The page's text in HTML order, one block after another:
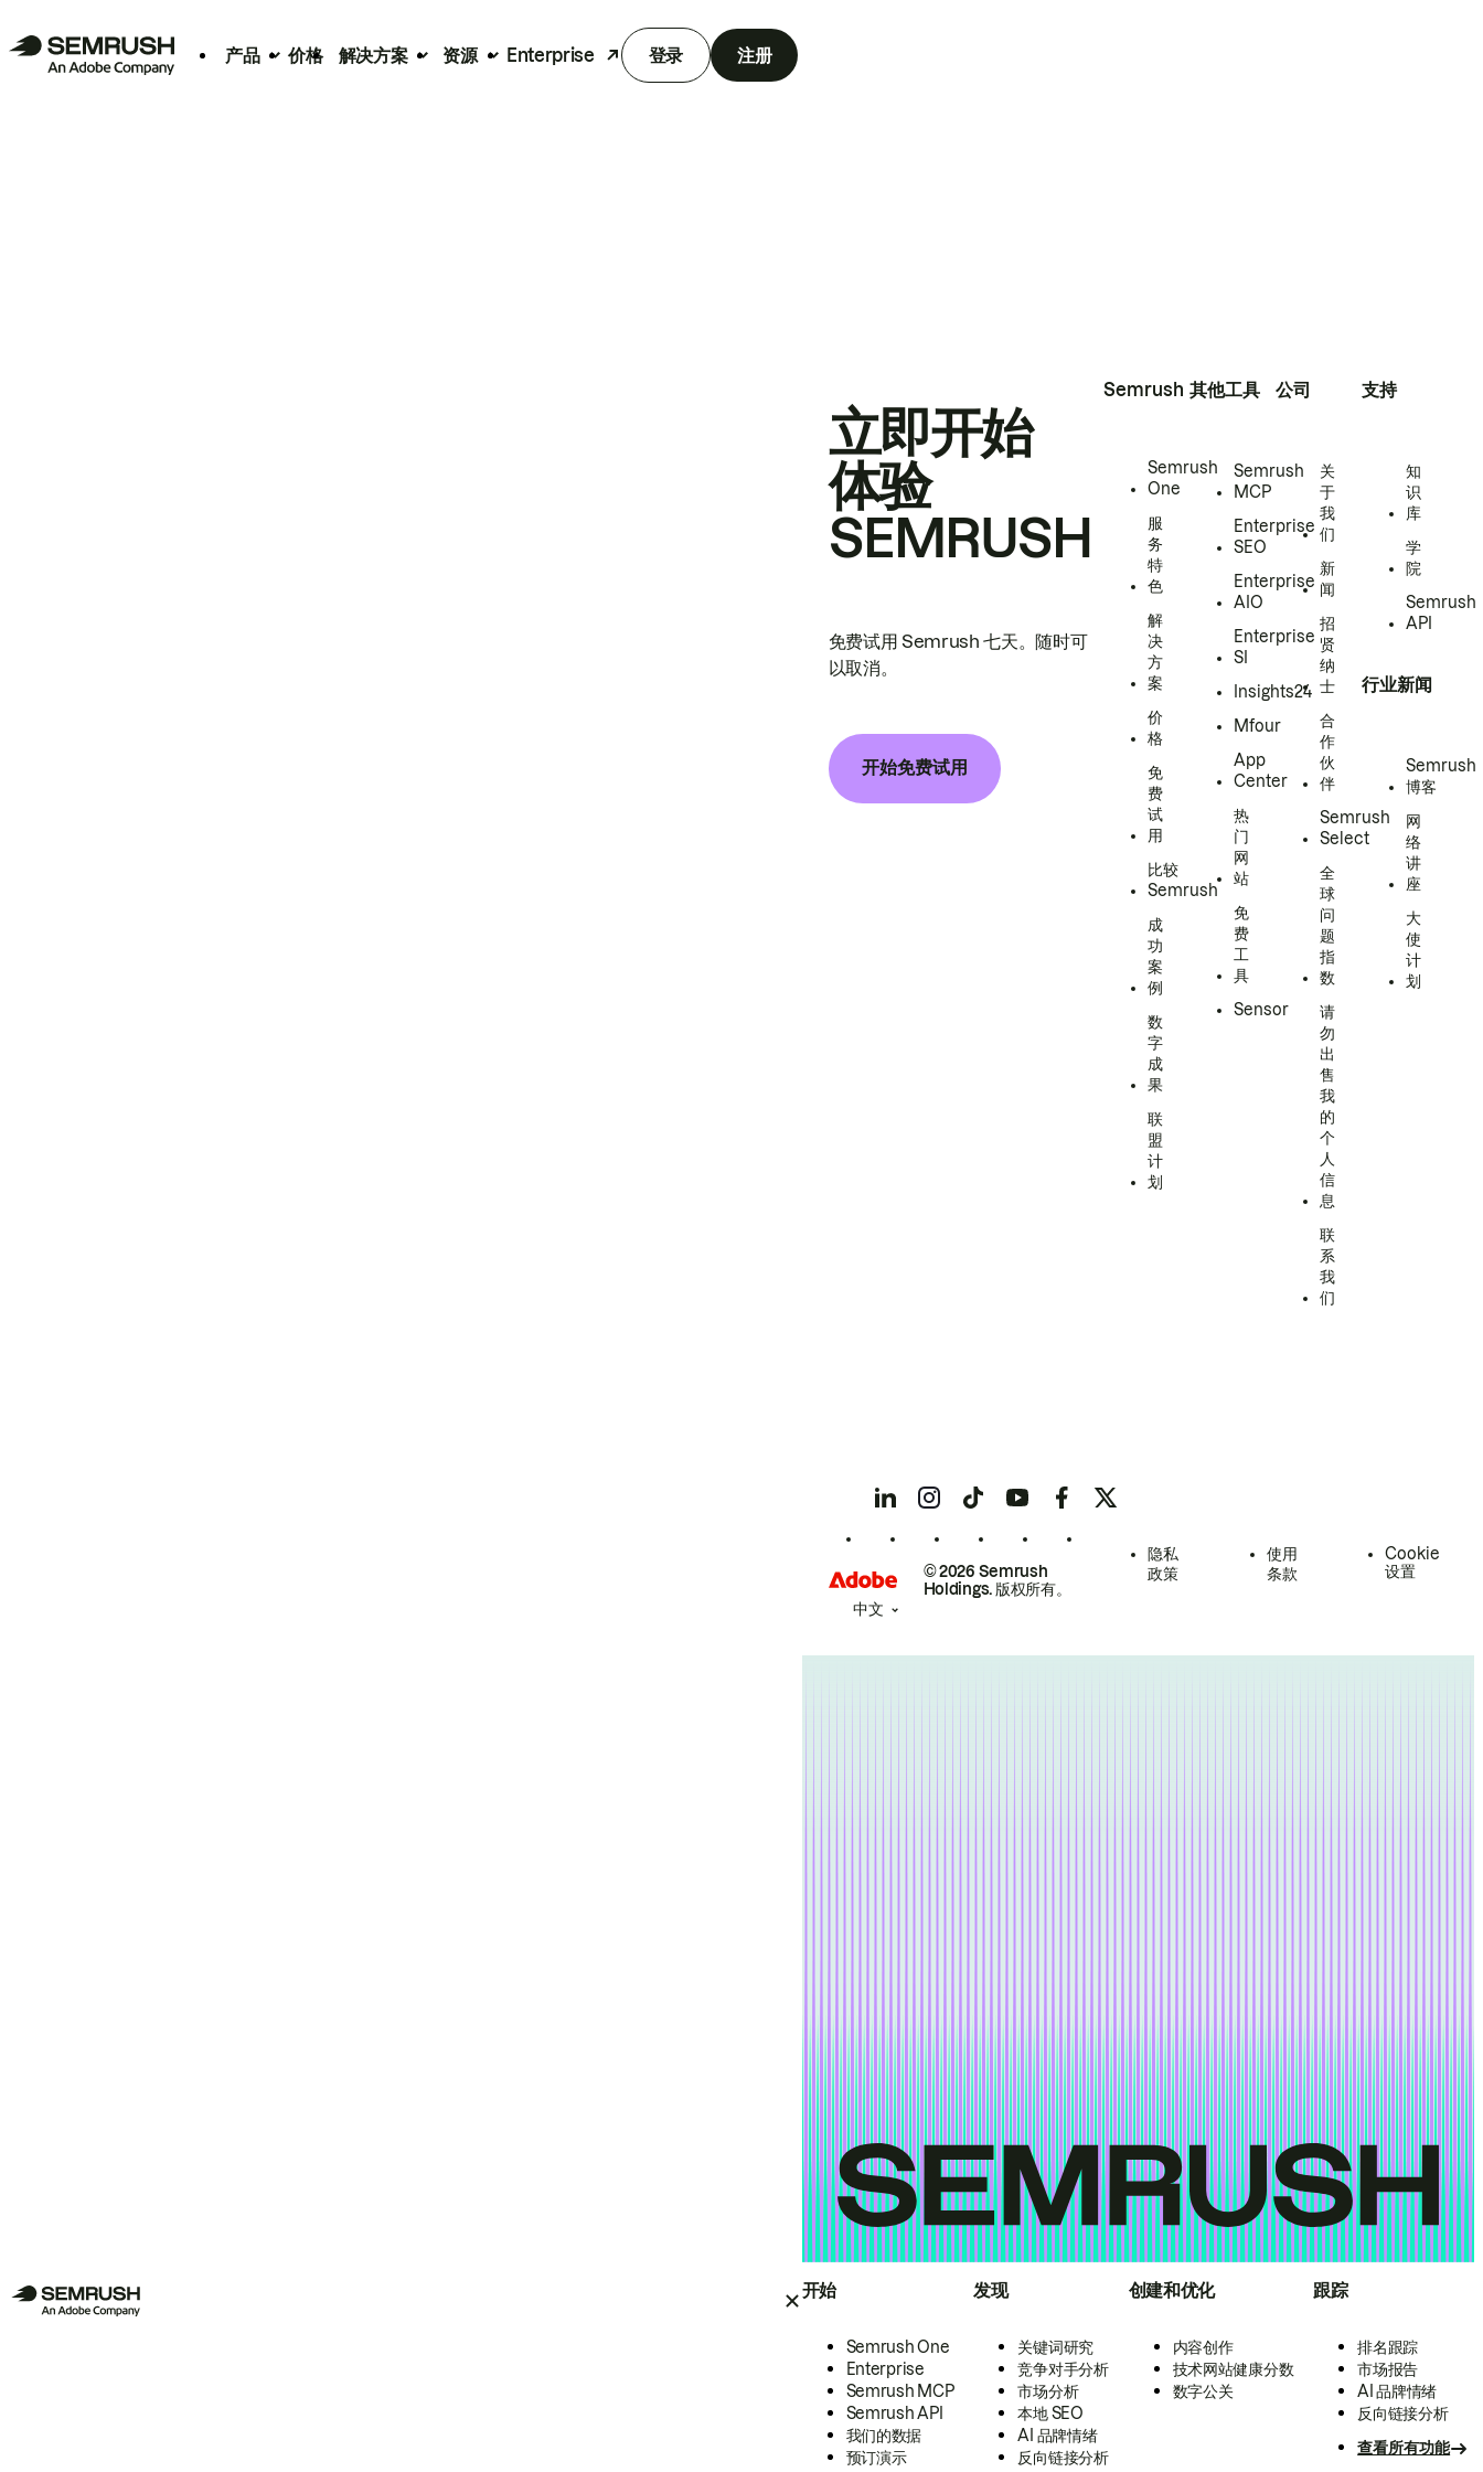
产品 价格 解决方案 资源 Enterprise 登录 注册
开始
Semrush One
Enterprise
Semrush MCP
Semrush API
我们的数据
预订演示
发现
关键词研究
竞争对手分析
市场分析
本地 SEO
AI 品牌情绪
反向链接分析
创建和优化
内容创作
技术网站健康分数
数字公关
跟踪
排名跟踪
市场报告
AI 品牌情绪
反向链接分析
查看所有功能
立即开始
体验
SEMRUSH
免费试用 Semrush 七天。随时可
以取消。
开始免费试用
Semrush
Semrush
One
服
务
特
色
解
决
方
案
价
格
免
费
试
用
比较
Semrush
成
功
案
例
数
字
成
果
联
盟
计
划
其他工具
Semrush
MCP
Enterprise
SEO
Enterprise
AIO
Enterprise
SI
Insights24
Mfour
App
Center
热
门
网
站
免
费
工
具
Sensor
公司
关
于
我
们
新
闻
招
贤
纳
士
合
作
伙
伴
Semrush
Select
全
球
问
题
指
数
请
勿
出
售
我
的
个
人
信
息
联
系
我
们
支持
知
识
库
学
院
Semrush
API
行业新闻
Semrush
博客
网
络
讲
座
大
使
计
划
© 2026 Semrush
Holdings. 版权所有。
隐私
政策
使用
条款
Cookie
设置
中文